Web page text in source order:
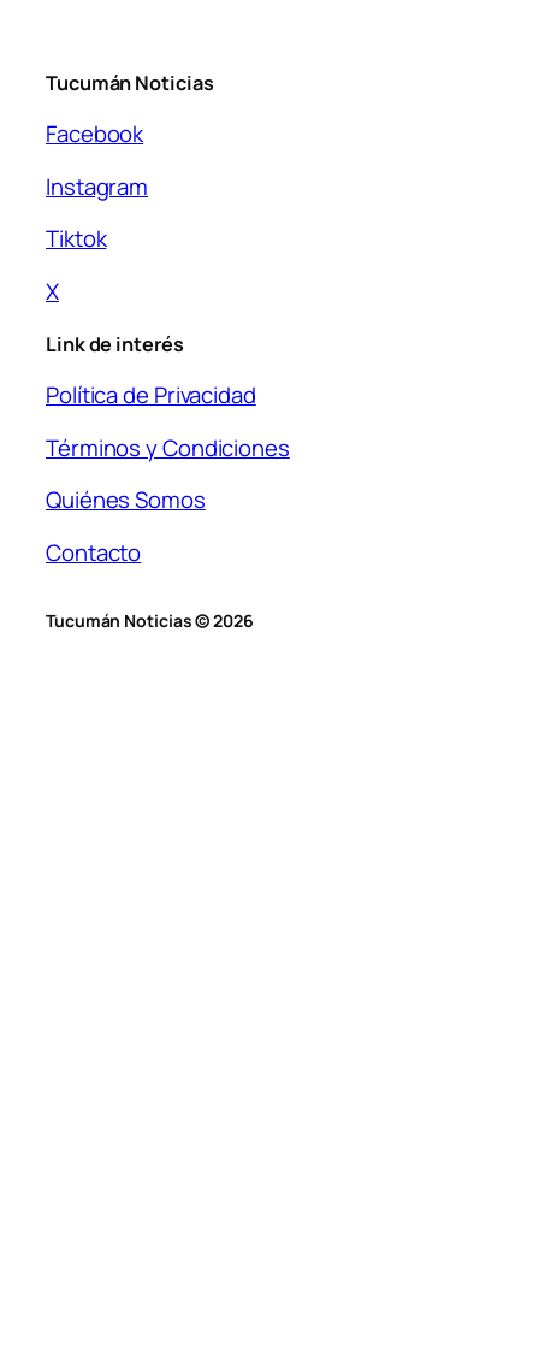
Tucumán Noticias
Facebook
Instagram
Tiktok
X
Link de interés
Política de Privacidad
Términos y Condiciones
Quiénes Somos
Contacto
Tucumán Noticias © 2026